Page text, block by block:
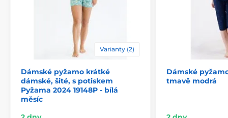
Varianty (2)
Dámské pyžamo krátké
dámské, šité, s potiskem
Pyžama 2024 19148P - bílá
měsíc
Dámské
tmavě modrá